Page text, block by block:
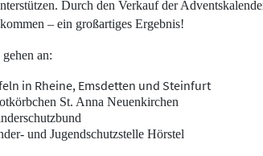
Durch den Verkauf der
– ein großartiges Ergebnis!
an:
in Rheine, Emsdetten und Steinfurt
St. Anna Neuenkirchen
und Jugendschutzstelle Hörstel